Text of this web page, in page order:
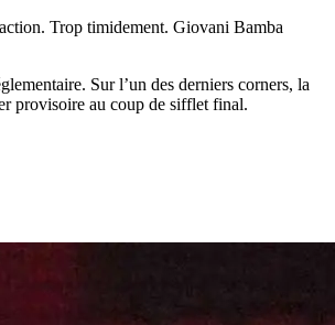
Trop timidement. Giovani Bamba
Sur l’un des derniers corners, la
provisoire au coup de sifflet final.